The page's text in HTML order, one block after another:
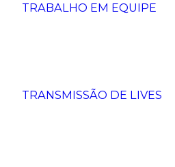
TRABALHO EM EQUIPE
TRANSMISSÃO DE LIVES